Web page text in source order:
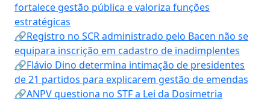
fortalece gestão pública e valoriza funções
estratégicas
🔗Registro no SCR administrado pelo Bacen não se
equipara inscrição em cadastro de inadimplentes
🔗Flávio Dino determina intimação de presidentes
de 21 partidos para explicarem gestão de emendas
🔗ANPV questiona no STF a Lei da Dosimetria